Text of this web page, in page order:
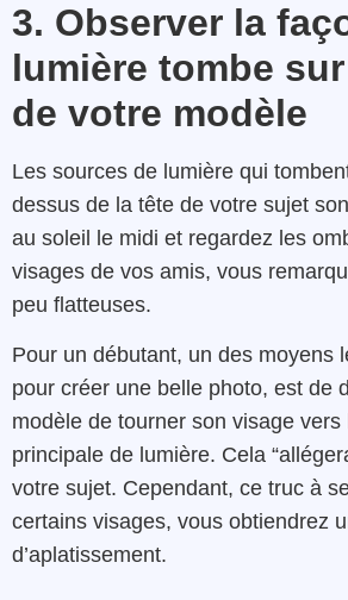
3. Observer la
lumière tombe
de votre modèle
Les sources de lumière qui
dessus de la tête de votre sujet
au soleil le midi et regardez les
visages de vos amis, vous
peu flatteuses.
Pour un débutant, un des moyens
pour créer une belle photo, est de
modèle de tourner son visage vers
principale de lumière. Cela
votre sujet. Cependant, ce truc à
certains visages, vous obtiendrez
d’aplatissement.